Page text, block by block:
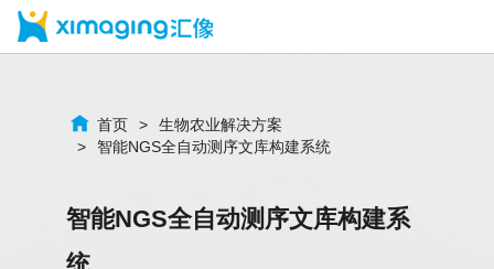
首页
生物农业解决方案
智能NGS全自动测序文库构建系统
智能NGS全自动测序文库构建系